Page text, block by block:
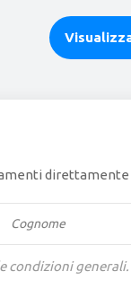
condizioni generali.